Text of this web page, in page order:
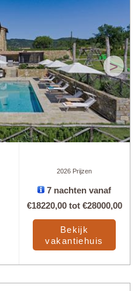
>
2026 Prijzen
7 nachten vanaf
€18220,00tot €28000,00
Bekijk
vakantiehuis